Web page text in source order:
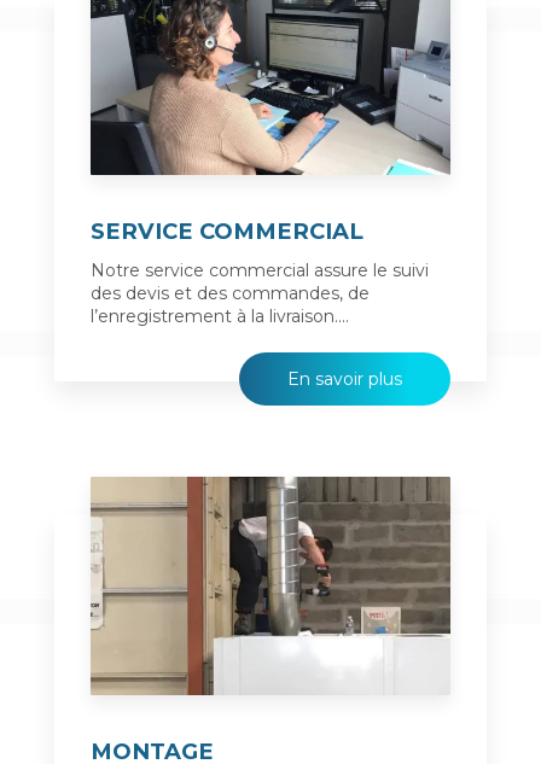
SERVICE COMMERCIAL
Notre service commercial assure le suivi
des devis et des commandes, de
l’enregistrement à la livraison....
En savoir plus
MONTAGE